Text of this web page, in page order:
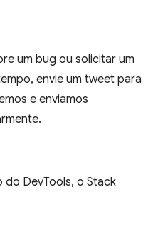
um bug ou solicitar um
envie um tweet para
e enviamos
do DevTools, o Stack